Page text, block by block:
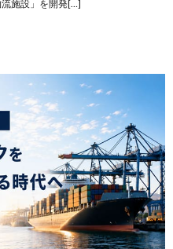
施設」を開発[…]